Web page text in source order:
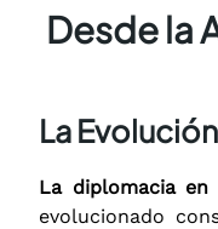
Desde la
La
La diplomacia en
evolucionado